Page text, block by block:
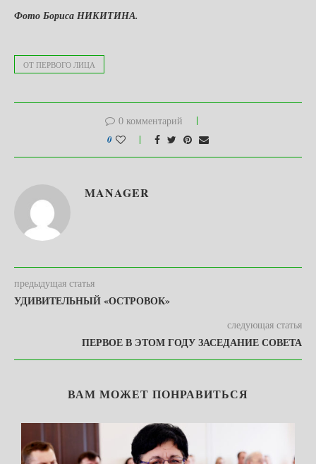
Фото Бориса НИКИТИНА.
ОТ ПЕРВОГО ЛИЦА
0 комментарий
0
MANAGER
предыдущая статья
УДИВИТЕЛЬНЫЙ «ОСТРОВОК»
следующая статья
ПЕРВОЕ В ЭТОМ ГОДУ ЗАСЕДАНИЕ СОВЕТА
ВАМ МОЖЕТ ПОНРАВИТЬСЯ